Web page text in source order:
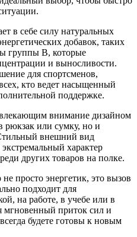
в себе силу натуральных
добавок, таких
группы B, которые
и выносливости.
для спортсменов,
кто ведет насыщенный
поддержке.
внимание дизайном
рюкзак или сумку, но и
внешний вид
характер
других товаров на полке.
просто энергетик, это вызов
подходит для
на работе, в учебе или в
мгновенный приток сил и
будете готовы к новым